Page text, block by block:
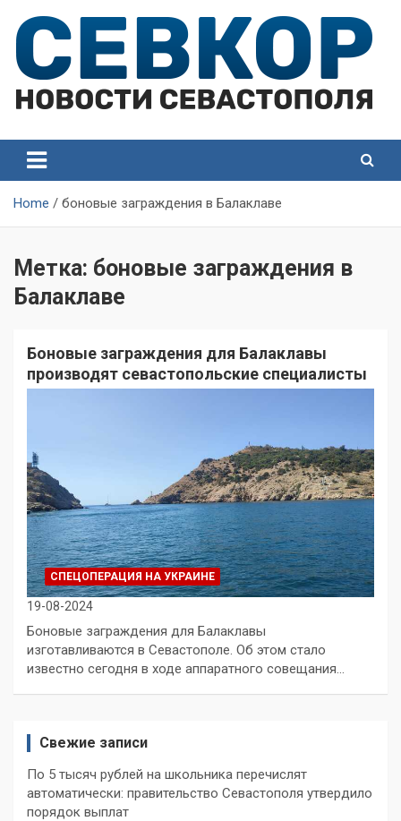
content
Севастополя
Севастополя
Home боновые заграждения в Балаклаве
Метка: боновые заграждения в
Балаклаве
Боновые заграждения для Балаклавы
производят севастопольские специалисты
СПЕЦОПЕРАЦИЯ НА УКРАИНЕ
19-08-2024
Боновые заграждения для Балаклавы
изготавливаются в Севастополе. Об этом стало
известно сегодня в ходе аппаратного совещания…
Свежие записи
По 5 тысяч рублей на школьника перечислят
автоматически: правительство Севастополя утвердило
порядок выплат